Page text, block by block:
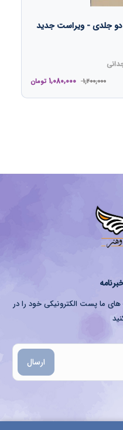
جلدی - ویراست جدید
1,200,000
1,080,000 تومان
ما پست الکترونیکی خود را در
ارسال